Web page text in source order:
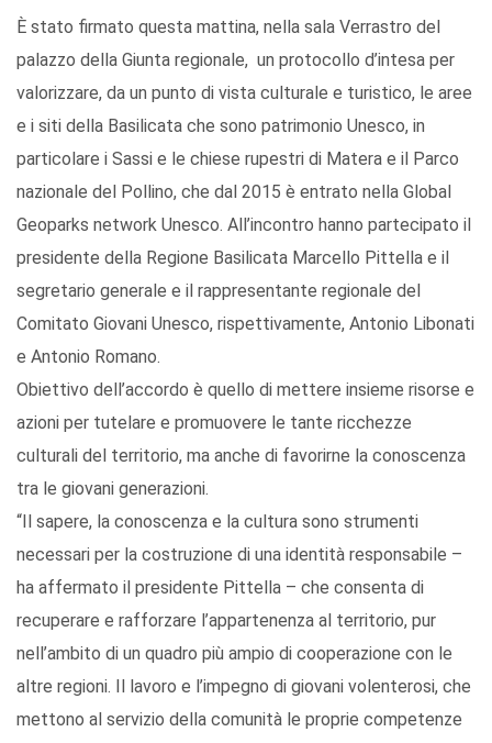
È stato firmato questa mattina, nella sala Verrastro del
palazzo della Giunta regionale, un protocollo d’intesa per
valorizzare, da un punto di vista culturale e turistico, le aree
e i siti della Basilicata che sono patrimonio Unesco, in
particolare i Sassi e le chiese rupestri di Matera e il Parco
nazionale del Pollino, che dal 2015 è entrato nella Global
Geoparks network Unesco. All’incontro hanno partecipato il
presidente della Regione Basilicata Marcello Pittella e il
segretario generale e il rappresentante regionale del
Comitato Giovani Unesco, rispettivamente, Antonio Libonati
e Antonio Romano.
Obiettivo dell’accordo è quello di mettere insieme risorse e
azioni per tutelare e promuovere le tante ricchezze
culturali del territorio, ma anche di favorirne la conoscenza
tra le giovani generazioni.
“Il sapere, la conoscenza e la cultura sono strumenti
necessari per la costruzione di una identità responsabile –
ha affermato il presidente Pittella – che consenta di
recuperare e rafforzare l’appartenenza al territorio, pur
nell’ambito di un quadro più ampio di cooperazione con le
altre regioni. Il lavoro e l’impegno di giovani volenterosi, che
mettono al servizio della comunità le proprie competenze